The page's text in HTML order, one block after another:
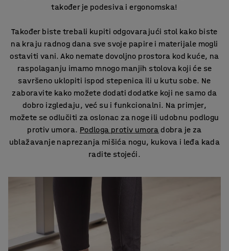
također je podesiva i ergonomska!
Također biste trebali kupiti odgovarajući stol kako biste
na kraju radnog dana sve svoje papire i materijale mogli
ostaviti vani. Ako nemate dovoljno prostora kod kuće, na
raspolaganju imamo mnogo manjih stolova koji će se
savršeno uklopiti ispod stepenica ili u kutu sobe. Ne
zaboravite kako možete dodati dodatke koji ne samo da
dobro izgledaju, već su i funkcionalni. Na primjer,
možete se odlučiti za oslonac za noge ili udobnu podlogu
protiv umora. Podloga protiv umora dobra je za
ublažavanje naprezanja mišića nogu, kukova i leđa kada
radite stojeći.